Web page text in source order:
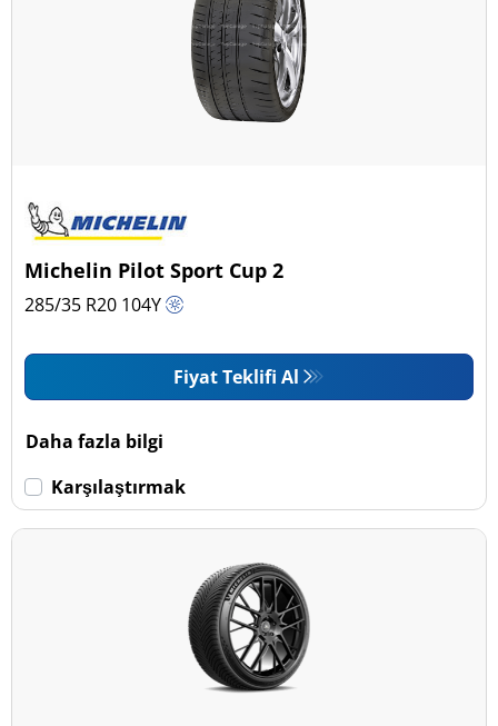
Michelin Pilot Sport Cup 2
285/35 R20 104Y
Fiyat Teklifi Al
Daha fazla bilgi
Karşılaştırmak